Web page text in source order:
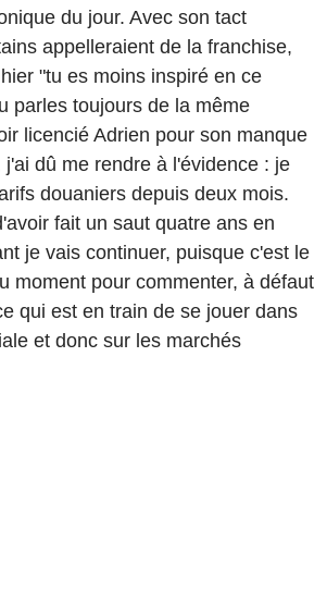
du jour. Avec son tact
appelleraient de la franchise,
"tu es moins inspiré en ce
parles toujours de la même
licencié Adrien pour son manque
dû me rendre à l'évidence : je
douaniers depuis deux mois.
fait un saut quatre ans en
je vais continuer, puisque c'est le
moment pour commenter, à défaut
qui est en train de se jouer dans
et donc sur les marchés